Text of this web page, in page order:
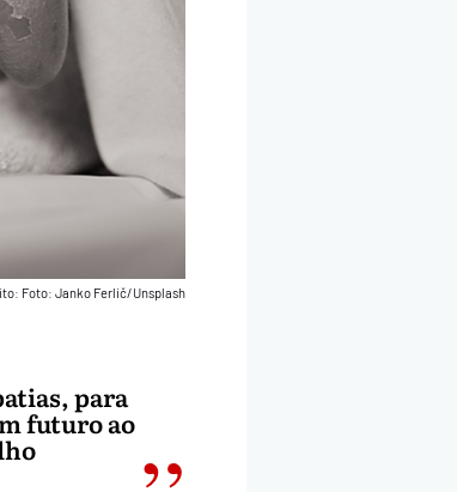
Foto: Janko Ferlič/Unsplash
para
futuro ao